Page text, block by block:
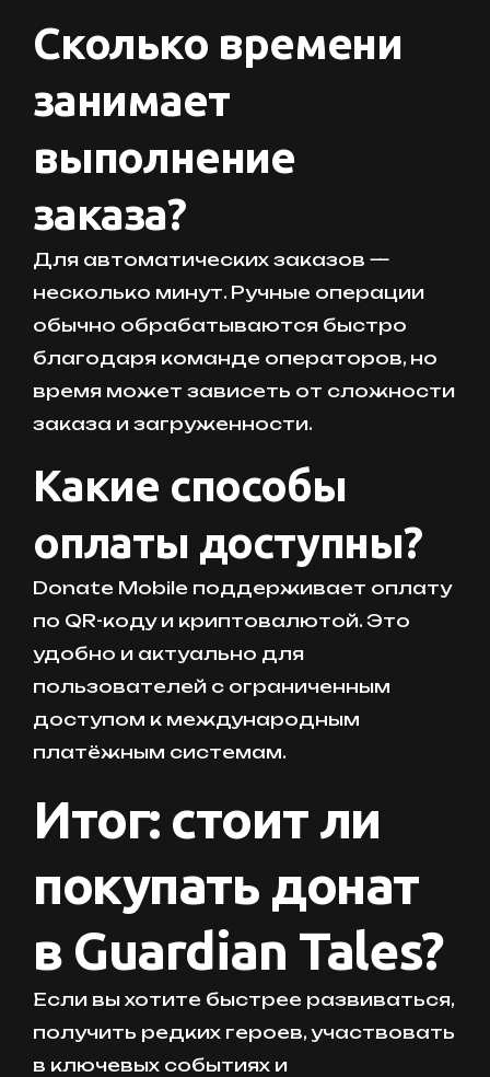
Сколько времени
занимает
выполнение
заказа?
Для автоматических заказов —
несколько минут. Ручные операции
обычно обрабатываются быстро
благодаря команде операторов, но
время может зависеть от сложности
заказа и загруженности.
Какие способы
оплаты доступны?
Donate Mobile поддерживает оплату
по QR-коду и криптовалютой. Это
удобно и актуально для
пользователей с ограниченным
доступом к международным
платёжным системам.
Итог: стоит ли
покупать донат
в Guardian Tales?
Если вы хотите быстрее развиваться,
получить редких героев, участвовать
в ключевых событиях и